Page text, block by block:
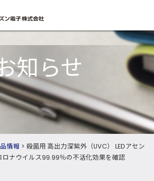
知らせ
情報 > 殺菌用 高出力深紫外（UVC） LEDアセン
ロナウイルス99.99％の不活化効果を確認